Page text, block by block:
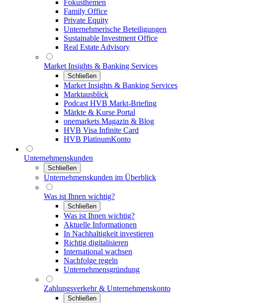
Fokusthemen
Family Office
Private Equity
Unternehmerische Beteiligungen
Sustainable Investment Office
Real Estate Advisory
Market Insights & Banking Services
Schließen
Market Insights & Banking Services
Marktausblick
Podcast HVB Markt-Briefing
Märkte & Kurse Portal
onemarkets Magazin & Blog
HVB Visa Infinite Card
HVB PlatinumKonto
Unternehmenskunden
Schließen
Unternehmenskunden im Überblick
Was ist Ihnen wichtig?
Schließen
Was ist Ihnen wichtig?
Aktuelle Informationen
In Nachhaltigkeit investieren
Richtig digitalisieren
International wachsen
Nachfolge regeln
Unternehmensgründung
Zahlungsverkehr & Unternehmenskonto
Schließen